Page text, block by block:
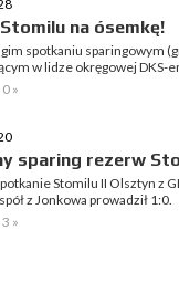
na ósemkę!
spotkaniu sparingowym
w lidze okręgowej DKS-
»
sparing rezerw
Stomilu II Olsztyn z
z Jonkowa prowadził 1:0.
»